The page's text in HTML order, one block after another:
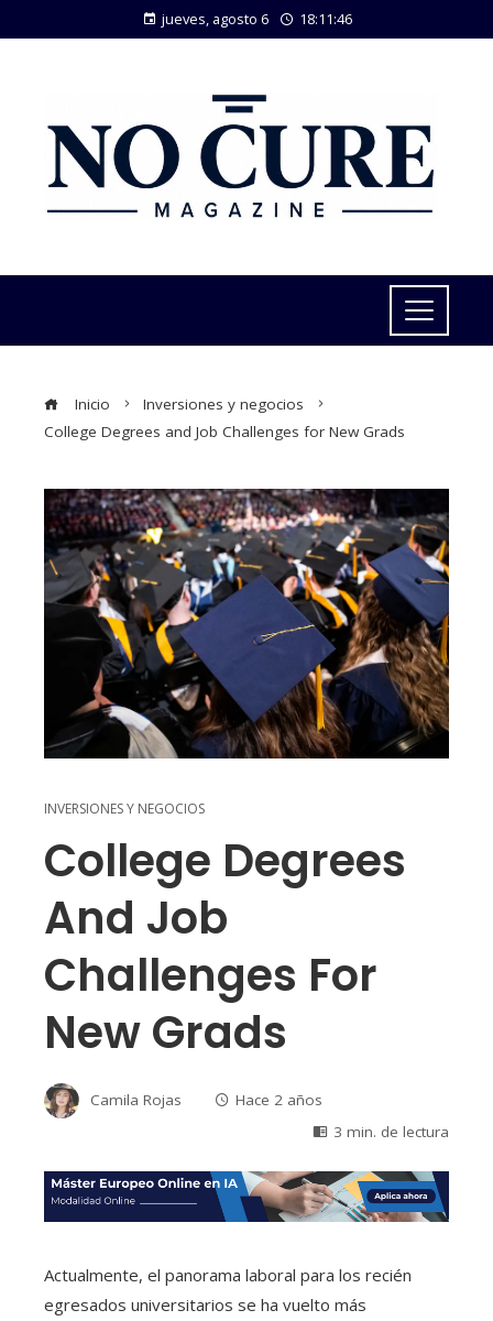
jueves, agosto 6 18:11:47
Inicio
Inversiones y negocios
College Degrees and Job Challenges for New Grads
INVERSIONES Y NEGOCIOS
College Degrees
And Job
Challenges For
New Grads
Camila Rojas
Hace 2 años
3 min. de lectura
Actualmente, el panorama laboral para los recién
egresados universitarios se ha vuelto más